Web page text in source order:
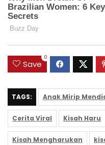
Save
0
TAGS: Anak Mirip
Cerita Viral Kisah Haru
Kisah Mengharukan